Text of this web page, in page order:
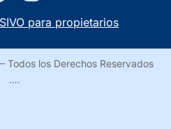
para propietarios
Todos los Derechos Reservados
….